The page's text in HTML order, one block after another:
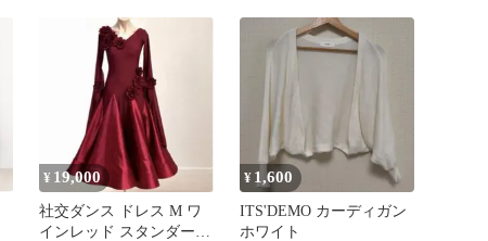
¥ 19,000
社交ダンス ドレス M ワ
インレッド スタンダード
¥ 1,600
ITS'DEMO カーディガン
ホワイト